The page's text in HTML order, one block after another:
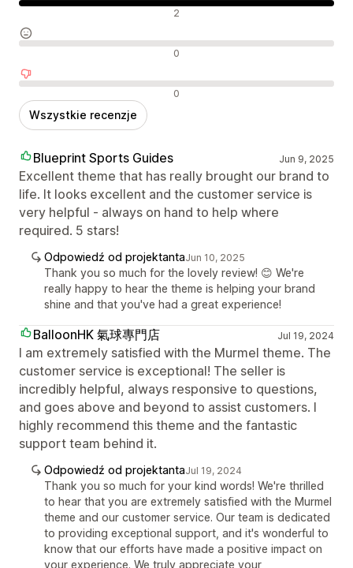
Pozytywne recenzje 2
Neutralne recenzje 0
Negatywne recenzje 0
Wszystkie recenzje
Blueprint Sports Guides Jun 9, 2025
Excellent theme that has really brought our brand to
life. It looks excellent and the customer service is
very helpful - always on hand to help where
required. 5 stars!
Odpowiedź od projektantaJun 10, 2025
Thank you so much for the lovely review! 😊 We're
really happy to hear the theme is helping your brand
shine and that you've had a great experience!
BalloonHK 氣球專門店 Jul 19, 2024
I am extremely satisfied with the Murmel theme. The
customer service is exceptional! The seller is
incredibly helpful, always responsive to questions,
and goes above and beyond to assist customers. I
highly recommend this theme and the fantastic
support team behind it.
Odpowiedź od projektantaJul 19, 2024
Thank you so much for your kind words! We're thrilled
to hear that you are extremely satisfied with the Murmel
theme and our customer service. Our team is dedicated
to providing exceptional support, and it's wonderful to
know that our efforts have made a positive impact on
your experience. We truly appreciate your